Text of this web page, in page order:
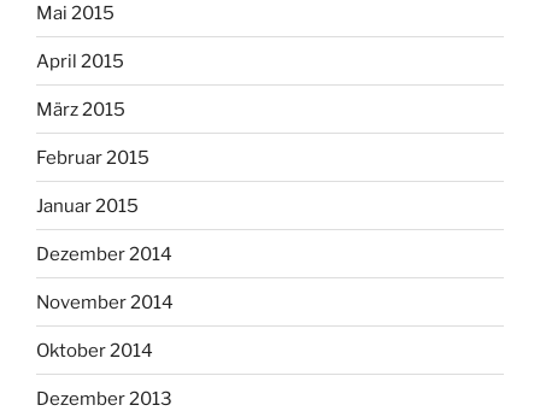
Mai 2015
April 2015
März 2015
Februar 2015
Januar 2015
Dezember 2014
November 2014
Oktober 2014
Dezember 2013